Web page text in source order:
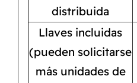
distribuida
Llaves incluidas
(pueden solicitarse
más unidades de